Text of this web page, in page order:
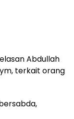
Abdullah
terkait orang